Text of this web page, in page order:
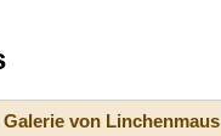
Galerie von Linchenmaus